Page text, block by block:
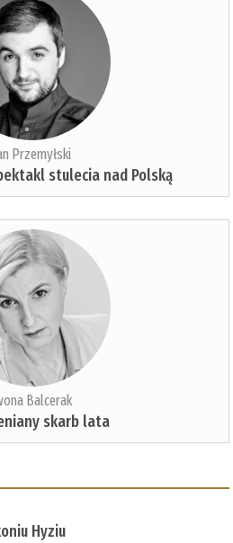
Przemyłski
stulecia nad Polską
Balcerak
skarb lata
Hyziu